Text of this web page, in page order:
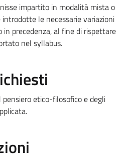
impartito in modalità mista o
le necessarie variazioni
precedenza, al fine di rispettare
nel syllabus.
etico-filosofico e degli